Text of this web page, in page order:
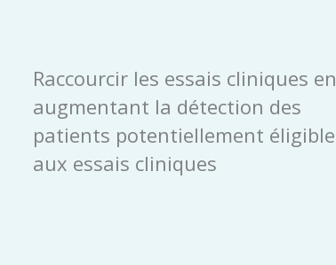
Raccourcir les essais cliniques en
augmentant la détection des
patients potentiellement
aux essais cliniques